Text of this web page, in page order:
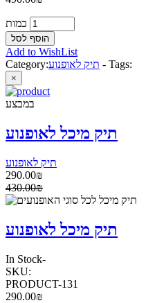
Add to WishList
Category:תיק לאופנוע - Tags:
×
במבצע
תיק מיכל לאופנוע
תיק לאופנוע
290.00₪
430.00₪
תיק מיכל לאופנוע
In Stock-
SKU:
PRODUCT-131
290.00₪